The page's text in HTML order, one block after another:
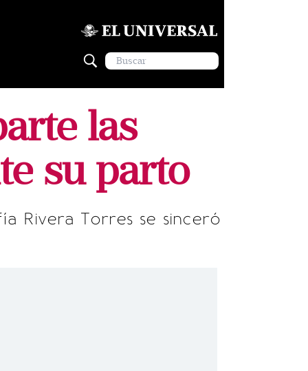
las
su parto
Rivera Torres se sinceró